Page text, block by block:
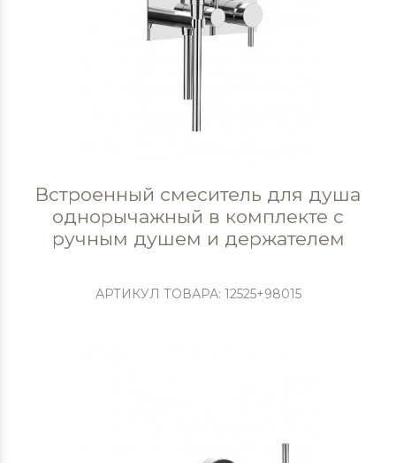
Встроенный смеситель для душа
однорычажный в комплекте с
ручным душем и держателем
АРТИКУЛ ТОВАРА: 12525+98015